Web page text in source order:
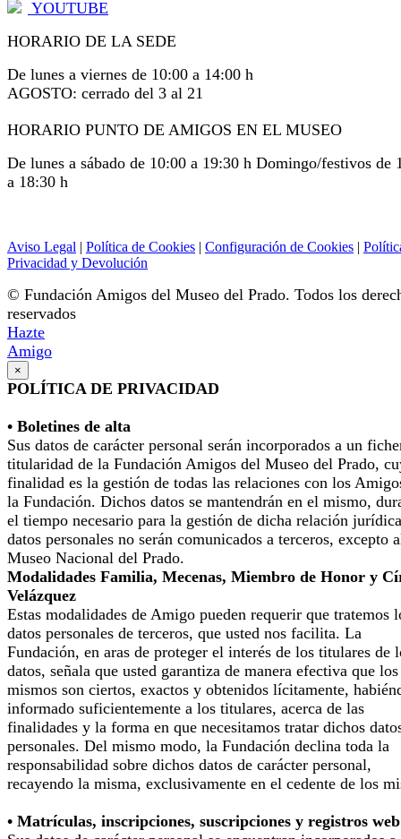
YOUTUBE
HORARIO DE LA SEDE
De lunes a viernes de 10:00 a 14:00 h
AGOSTO: cerrado del 3 al 21
HORARIO PUNTO DE AMIGOS EN EL MUSEO
De lunes a sábado de 10:00 a 19:30 h Domingo/festivos de
a 18:30 h
Aviso Legal | Política de Cookies | Configuración de Cookies |
Privacidad y Devolución
© Fundación Amigos del Museo del Prado. Todos los
reservados
Hazte
Amigo
×
POLÍTICA DE PRIVACIDAD
• Boletines de alta
Sus datos de carácter personal serán incorporados a un
titularidad de la Fundación Amigos del Museo del Prado,
finalidad es la gestión de todas las relaciones con los
la Fundación. Dichos datos se mantendrán en el mismo,
el tiempo necesario para la gestión de dicha relación
datos personales no serán comunicados a terceros, excepto
Museo Nacional del Prado.
Modalidades Familia, Mecenas, Miembro de Honor y
Velázquez
Estas modalidades de Amigo pueden requerir que tratemos
datos personales de terceros, que usted nos facilita. La
Fundación, en aras de proteger el interés de los titulares de
datos, señala que usted garantiza de manera efectiva que los
mismos son ciertos, exactos y obtenidos lícitamente,
informado suficientemente a los titulares, acerca de las
finalidades y la forma en que necesitamos tratar dichos
personales. Del mismo modo, la Fundación declina toda la
responsabilidad sobre dichos datos de carácter personal,
recayendo la misma, exclusivamente en el cedente de los
• Matrículas, inscripciones, suscripciones y registros web